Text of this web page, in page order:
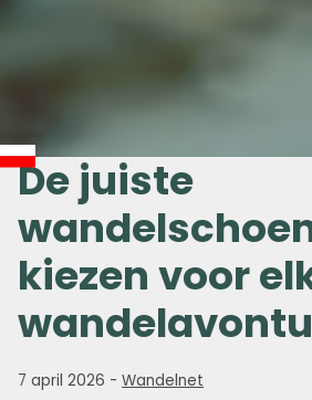
De juiste
kiezen voor
7 april 2026 - Wandelnet